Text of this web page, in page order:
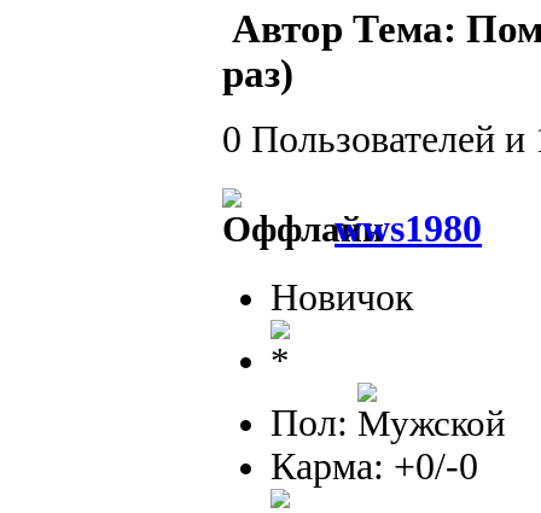
Автор Тема:
раз)
0 Пользователей
wws1980
Новичок
Пол:
Карма: +0/-0